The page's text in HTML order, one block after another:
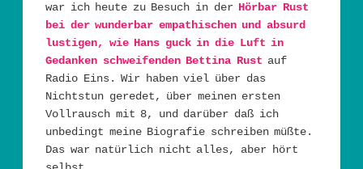
war ich heute zu Besuch in der Hörbar Rust
bei der wunderbar empathischen und absurd
lustigen, wie Hans guck in die Luft in
Gedanken schweifenden Bettina Rust auf
Radio Eins. Wir haben viel über das
Nichtstun geredet, über meinen ersten
Vollrausch mit 8, und darüber daß ich
unbedingt meine Biografie schreiben müßte.
Das war natürlich nicht alles, aber hört